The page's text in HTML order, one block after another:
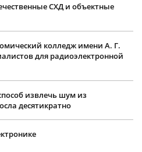
СХД и объектные
колледж имени А. Г.
для радиоэлектронной
извлечь шум из
десятикратно